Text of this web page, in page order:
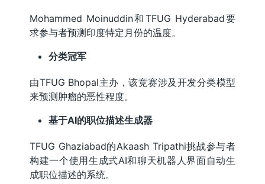
Mohammed Moinuddin和TFUG Hyderabad要
求参与者预测印度特定月份的温度。
分类冠军
由TFUG Bhopal主办，该竞赛涉及开发分类模型
来预测肿瘤的恶性程度。
基于AI的职位描述生成器
TFUG Ghaziabad的Akaash Tripathi挑战参与者
构建一个使用生成式AI和聊天机器人界面自动生
成职位描述的系统。